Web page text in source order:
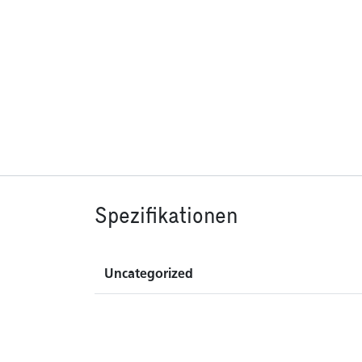
Spezifikationen
Uncategorized